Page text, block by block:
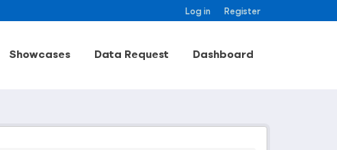
Log in Register
Showcases Data Request Dashboard